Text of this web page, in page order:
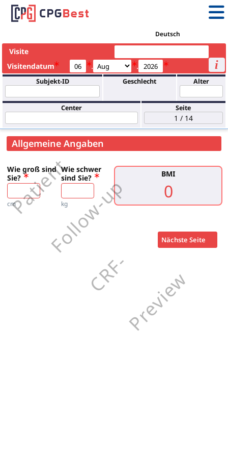
Deutsch
i
Visite
Visitendatum
*. *. *
Subjekt-ID Geschlecht Alter
Center Seite
Allgemeine Angaben
Wie groß sind
Sie?
cm
Wie schwer
sind Sie?
kg
BMI
0
Nächste Seite